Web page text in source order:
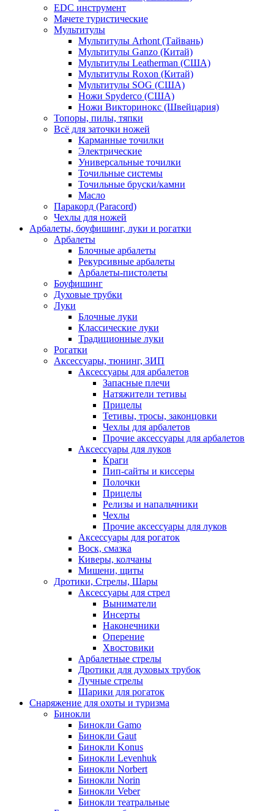
EDC инструмент
Мачете туристические
Мультитулы
Мультитулы Arhont (Тайвань)
Мультитулы Ganzo (Китай)
Мультитулы Leatherman (США)
Мультитулы Roxon (Китай)
Мультитулы SOG (США)
Ножи Spyderco (США)
Ножи Викторинокс (Швейцария)
Топоры, пилы, тяпки
Всё для заточки ножей
Карманные точилки
Электрические
Универсальные точилки
Точильные системы
Точильные бруски/камни
Масло
Паракорд (Paracord)
Чехлы для ножей
Арбалеты, боуфишинг, луки и рогатки
Арбалеты
Блочные арбалеты
Рекурсивные арбалеты
Арбалеты-пистолеты
Боуфишинг
Духовые трубки
Луки
Блочные луки
Классические луки
Традиционные луки
Рогатки
Аксессуары, тюнинг, ЗИП
Аксессуары для арбалетов
Запасные плечи
Натяжители тетивы
Прицелы
Тетивы, тросы, законцовки
Чехлы для арбалетов
Прочие аксессуары для арбалетов
Аксессуары для луков
Краги
Пип-сайты и киссеры
Полочки
Прицелы
Релизы и напальчники
Чехлы
Прочие аксессуары для луков
Аксессуары для рогаток
Воск, смазка
Киверы, колчаны
Мишени, щиты
Дротики, Стрелы, Шары
Аксессуары для стрел
Выниматели
Инсерты
Наконечники
Оперение
Хвостовики
Арбалетные стрелы
Дротики для духовых трубок
Лучные стрелы
Шарики для рогаток
Снаряжение для охоты и туризма
Бинокли
Бинокли Gamo
Бинокли Gaut
Бинокли Konus
Бинокли Levenhuk
Бинокли Norbert
Бинокли Norin
Бинокли Veber
Бинокли театральные